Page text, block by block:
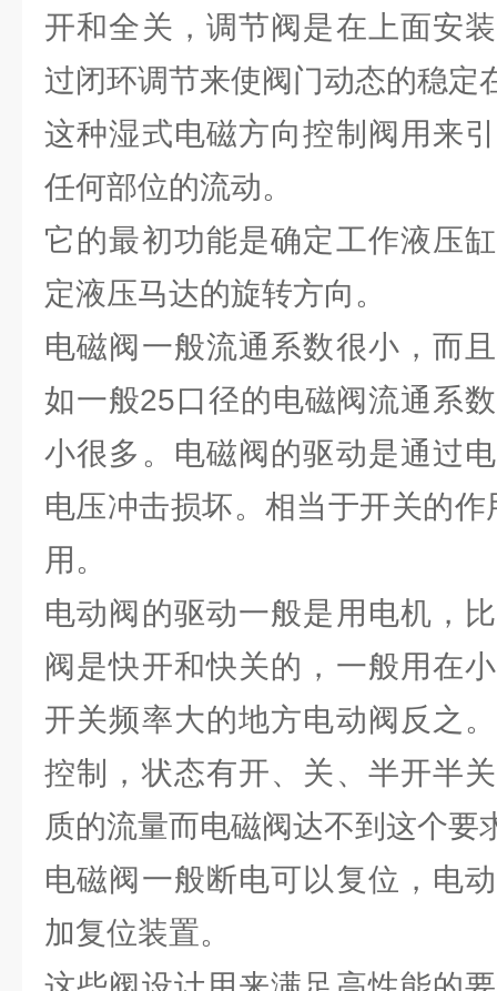
开和全关，调节阀是在上面安
过闭环调节来使阀门动态的稳定
这种湿式电磁方向控制阀用来
任何部位的流动。
它的最初功能是确定工作液压
定液压马达的旋转方向。
电磁阀一般流通系数很小，而
如一般25口径的电磁阀流通系
小很多。电磁阀的驱动是通过
电压冲击损坏。相当于开关的
用。
电动阀的驱动一般是用电机，
阀是快开和快关的，一般用在
开关频率大的地方电动阀反之
控制，状态有开、关、半开半
质的流量而电磁阀达不到这个要
电磁阀一般断电可以复位，电
加复位装置。